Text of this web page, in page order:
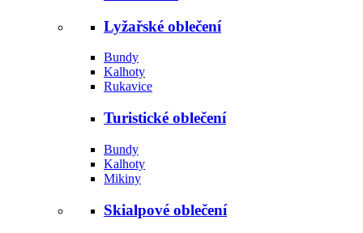
Lyžařské oblečení
Bundy
Kalhoty
Rukavice
Turistické oblečení
Bundy
Kalhoty
Mikiny
Skialpové oblečení